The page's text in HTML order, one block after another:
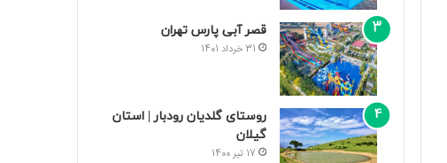
قصر آبی پارس تهران
31 خرداد 1401
روستای گلدیان رودبار | استان
گیلان
17 تیر 1400